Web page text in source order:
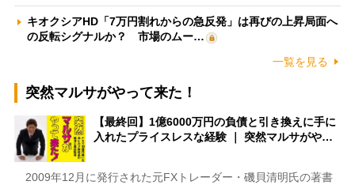
キオクシアHD「7万円割れからの急反発」は再びの上昇局面へ
の反転シグナルか？ 市場のムー…
一覧を見る
突然マルサがやって来た！
【最終回】1億6000万円の負債と引き換えに手に
入れたプライスレスな経験 ｜ 突然マルサがや…
2009年12月に発行された元FXトレーダー・磯貝清明氏の著書